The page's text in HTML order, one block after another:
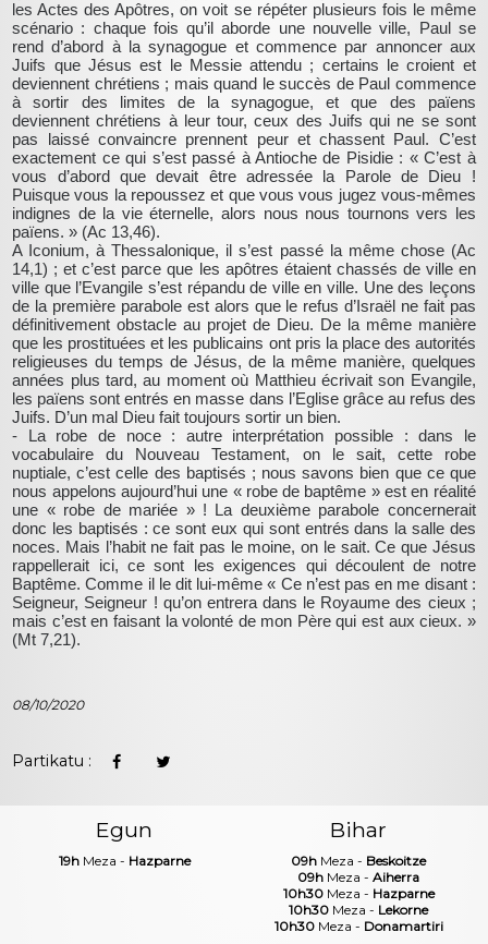
les Actes des Apôtres, on voit se répéter plusieurs fois le même
scénario : chaque fois qu’il aborde une nouvelle ville, Paul se
rend d’abord à la synagogue et commence par annoncer aux
Juifs que Jésus est le Messie attendu ; certains le croient et
deviennent chrétiens ; mais quand le succès de Paul commence
à sortir des limites de la synagogue, et que des païens
deviennent chrétiens à leur tour, ceux des Juifs qui ne se sont
pas laissé convaincre prennent peur et chassent Paul. C’est
exactement ce qui s’est passé à Antioche de Pisidie : « C’est à
vous d’abord que devait être adressée la Parole de Dieu !
Puisque vous la repoussez et que vous vous jugez vous-mêmes
indignes de la vie éternelle, alors nous nous tournons vers les
païens. » (Ac 13,46).
A Iconium, à Thessalonique, il s’est passé la même chose (Ac
14,1) ; et c’est parce que les apôtres étaient chassés de ville en
ville que l’Evangile s’est répandu de ville en ville. Une des leçons
de la première parabole est alors que le refus d’Israël ne fait pas
définitivement obstacle au projet de Dieu. De la même manière
que les prostituées et les publicains ont pris la place des autorités
religieuses du temps de Jésus, de la même manière, quelques
années plus tard, au moment où Matthieu écrivait son Evangile,
les païens sont entrés en masse dans l’Eglise grâce au refus des
Juifs. D’un mal Dieu fait toujours sortir un bien.
- La robe de noce : autre interprétation possible : dans le
vocabulaire du Nouveau Testament, on le sait, cette robe
nuptiale, c’est celle des baptisés ; nous savons bien que ce que
nous appelons aujourd’hui une « robe de baptême » est en réalité
une « robe de mariée » ! La deuxième parabole concernerait
donc les baptisés : ce sont eux qui sont entrés dans la salle des
noces. Mais l’habit ne fait pas le moine, on le sait. Ce que Jésus
rappellerait ici, ce sont les exigences qui découlent de notre
Baptême. Comme il le dit lui-même « Ce n’est pas en me disant :
Seigneur, Seigneur ! qu’on entrera dans le Royaume des cieux ;
mais c’est en faisant la volonté de mon Père qui est aux cieux. »
(Mt 7,21).
08/10/2020
Partikatu :
Egun
19hMeza - Hazparne
Bihar
09h Meza - Beskoitze
09h Meza -Aiherra
10h30Meza - Hazparne
10h30 Meza - Lekorne
10h30Meza - Donamartiri